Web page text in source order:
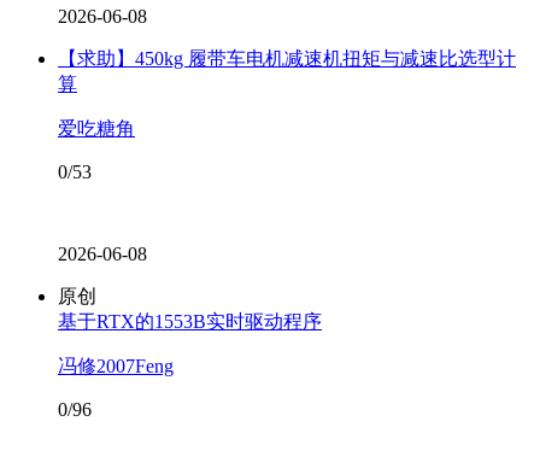
2026-06-08
【求助】450kg 履带车电机减速机扭矩与减速比选型计
算
爱吃糖角
0/53
2026-06-08
原创
基于RTX的1553B实时驱动程序
冯修2007Feng
0/96